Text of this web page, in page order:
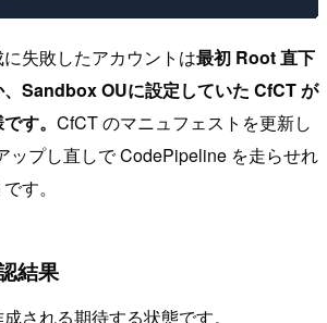
失敗したアカウントは最初 Root 直下
Sandbox OUに設定していた CfCT が
す。 CfCT のマニュフェストを更新し
ップし直しで CodePipeline を走らせれ
す。
結果
される期待する状態です。